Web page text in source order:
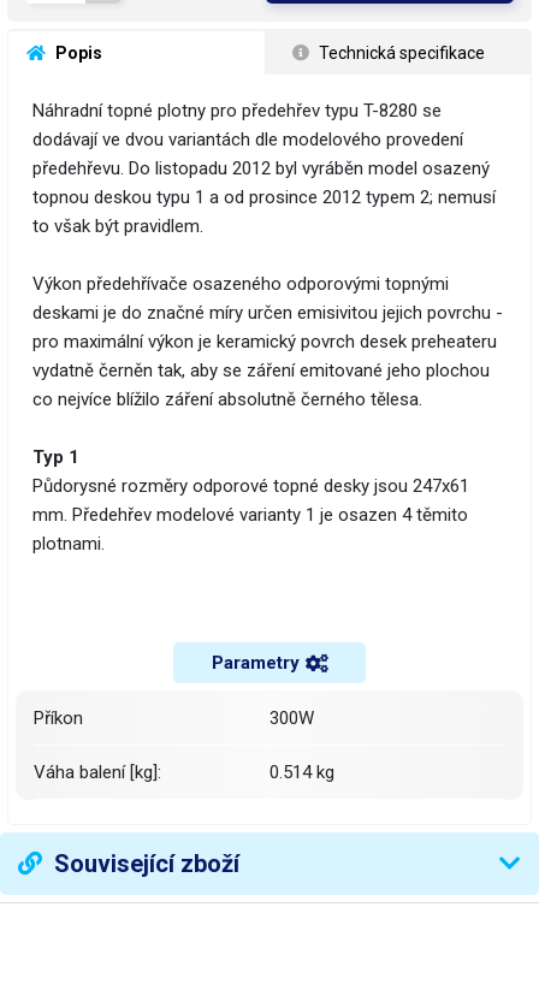
Popis Technická specifikace
Náhradní topné plotny pro předehřev typu T-8280 se
dodávají ve dvou variantách dle modelového provedení
předehřevu. Do listopadu 2012 byl vyráběn model osazený
topnou deskou typu 1 a od prosince 2012 typem 2; nemusí
to však být pravidlem.
Výkon předehřívače osazeného odporovými topnými
deskami je do značné míry určen emisivitou jejich povrchu -
pro maximální výkon je keramický povrch desek preheateru
vydatně černěn tak, aby se záření emitované jeho plochou
co nejvíce blížilo záření absolutně černého tělesa.
Typ 1
Půdorysné rozměry odporové topné desky jsou 247x61
mm. Předehřev modelové varianty 1 je osazen 4 těmito
plotnami.
Parametry
Příkon 300W
Váha balení [kg]: 0.514 kg
Související zboží